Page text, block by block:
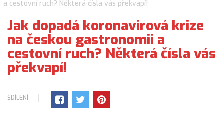
a cestovní ruch? Některá čísla vás překvapí!
Jak dopadá koronavirová krize
na českou gastronomii a
cestovní ruch? Některá čísla vás
překvapí!
SDÍLENÍ